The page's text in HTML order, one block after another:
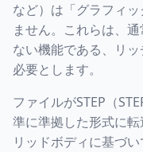
など）は「グラフィ
ません。これらは、
ない機能である、リ
必要とします。
ファイルがSTEP（
準に準拠した形式に
リッドボディに基づ